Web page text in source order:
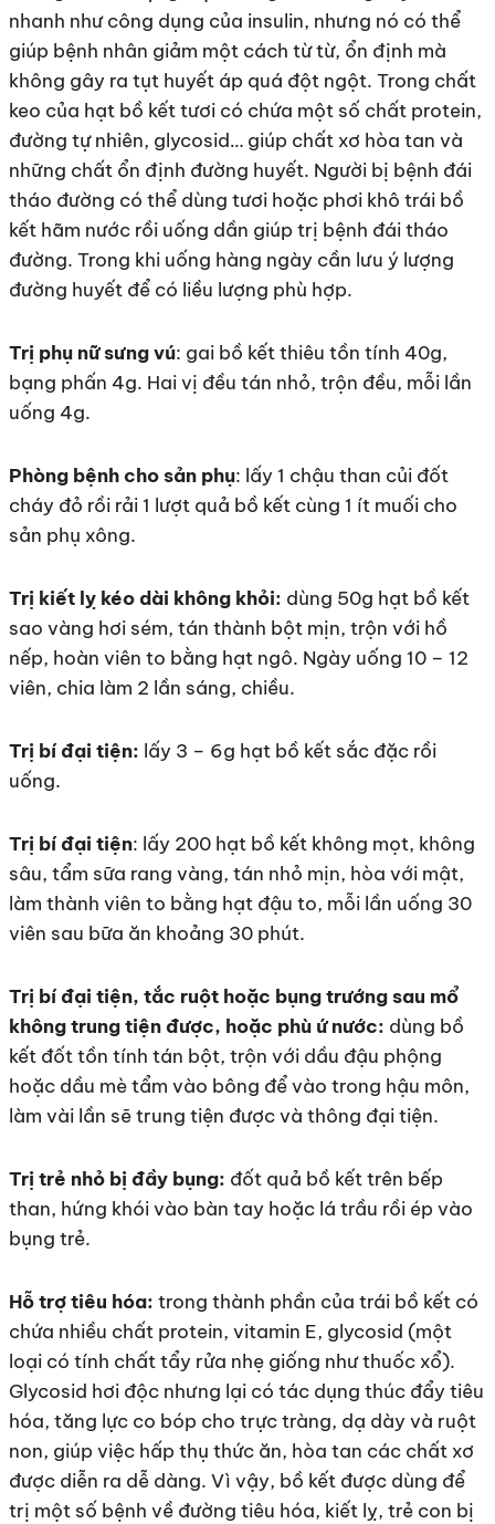
nhanh như công dụng của insulin, nhưng nó có thể
giúp bệnh nhân giảm một cách từ từ, ổn định mà
không gây ra tụt huyết áp quá đột ngột. Trong chất
keo của hạt bồ kết tươi có chứa một số chất protein,
đường tự nhiên, glycosid… giúp chất xơ hòa tan và
những chất ổn định đường huyết. Người bị bệnh đái
tháo đường có thể dùng tươi hoặc phơi khô trái bồ
kết hãm nước rồi uống dần giúp trị bệnh đái tháo
đường. Trong khi uống hàng ngày cần lưu ý lượng
đường huyết để có liều lượng phù hợp.
Trị phụ nữ sưng vú: gai bồ kết thiêu tồn tính 40g,
bạng phấn 4g. Hai vị đều tán nhỏ, trộn đều, mỗi lần
uống 4g.
Phòng bệnh cho sản phụ: lấy 1 chậu than củi đốt
cháy đỏ rồi rải 1 lượt quả bồ kết cùng 1 ít muối cho
sản phụ xông.
Trị kiết lỵ kéo dài không khỏi: dùng 50g hạt bồ kết
sao vàng hơi sém, tán thành bột mịn, trộn với hồ
nếp, hoàn viên to bằng hạt ngô. Ngày uống 10 – 12
viên, chia làm 2 lần sáng, chiều.
Trị bí đại tiện: lấy 3 – 6g hạt bồ kết sắc đặc rồi
uống.
Trị bí đại tiện: lấy 200 hạt bồ kết không mọt, không
sâu, tẩm sữa rang vàng, tán nhỏ mịn, hòa với mật,
làm thành viên to bằng hạt đậu to, mỗi lần uống 30
viên sau bữa ăn khoảng 30 phút.
Trị bí đại tiện, tắc ruột hoặc bụng trướng sau mổ
không trung tiện được, hoặc phù ứ nước: dùng bồ
kết đốt tồn tính tán bột, trộn với dầu đậu phộng
hoặc dầu mè tẩm vào bông để vào trong hậu môn,
làm vài lần sẽ trung tiện được và thông đại tiện.
Trị trẻ nhỏ bị đầy bụng: đốt quả bồ kết trên bếp
than, hứng khói vào bàn tay hoặc lá trầu rồi ép vào
bụng trẻ.
Hỗ trợ tiêu hóa: trong thành phần của trái bồ kết có
chứa nhiều chất protein, vitamin E, glycosid (một
loại có tính chất tẩy rửa nhẹ giống như thuốc xổ).
Glycosid hơi độc nhưng lại có tác dụng thúc đẩy tiêu
hóa, tăng lực co bóp cho trực tràng, dạ dày và ruột
non, giúp việc hấp thụ thức ăn, hòa tan các chất xơ
được diễn ra dễ dàng. Vì vậy, bồ kết được dùng để
trị một số bệnh về đường tiêu hóa, kiết lỵ, trẻ con bị